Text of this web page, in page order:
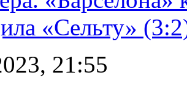
«Сельту»
21:55